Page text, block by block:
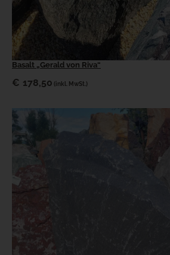
Basalt „Gerald von Riva“
€ 178,50 (inkl. MwSt.)